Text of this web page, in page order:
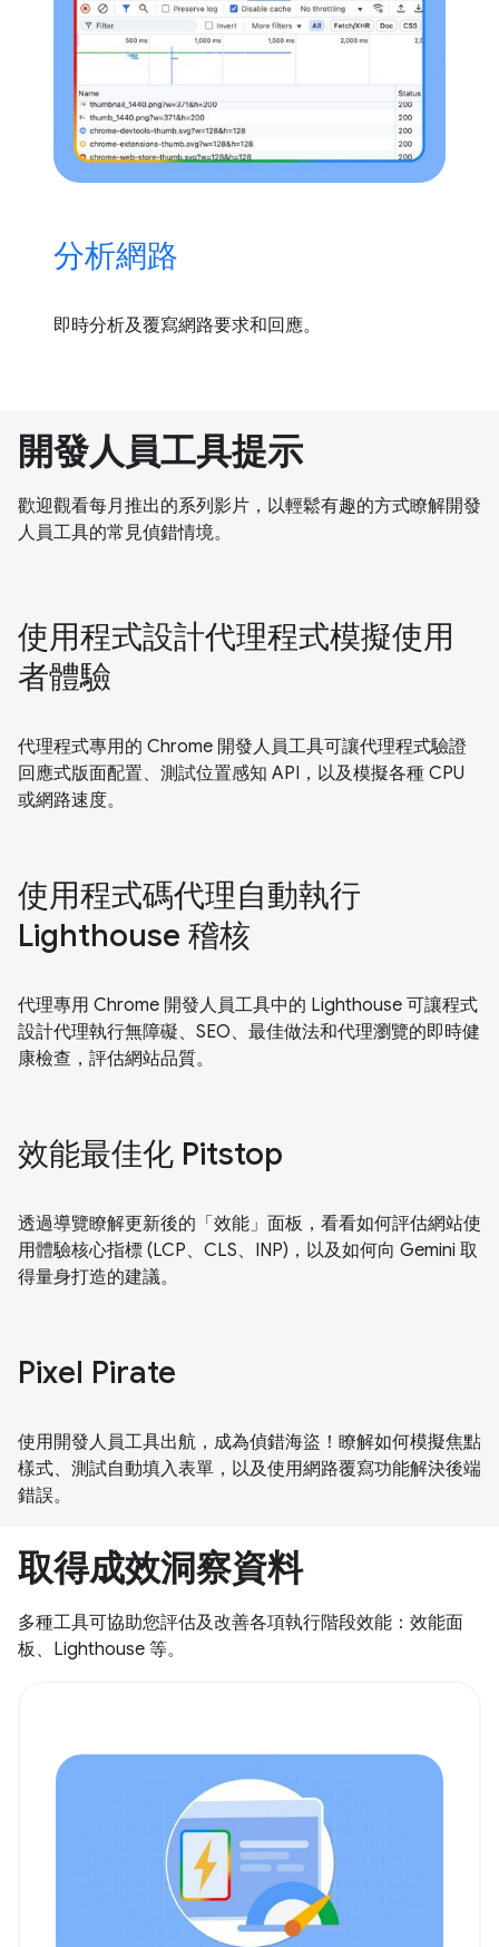
分析網路
即時分析及覆寫網路要求和回應。
開發人員工具提示
歡迎觀看每月推出的系列影片，以輕鬆有趣的方式瞭解開發
人員工具的常見偵錯情境。
使用程式設計代理程式模擬使用
者體驗
代理程式專用的 Chrome 開發人員工具可讓代理程式驗證
回應式版面配置、測試位置感知 API，以及模擬各種 CPU
或網路速度。
使用程式碼代理自動執行
Lighthouse 稽核
代理專用 Chrome 開發人員工具中的 Lighthouse 可讓程式
設計代理執行無障礙、SEO、最佳做法和代理瀏覽的即時健
康檢查，評估網站品質。
效能最佳化 Pitstop
透過導覽瞭解更新後的「效能」面板，看看如何評估網站使
用體驗核心指標 (LCP、CLS、INP)，以及如何向 Gemini 取
得量身打造的建議。
Pixel Pirate
使用開發人員工具出航，成為偵錯海盜！瞭解如何模擬焦點
樣式、測試自動填入表單，以及使用網路覆寫功能解決後端
錯誤。
取得成效洞察資料
多種工具可協助您評估及改善各項執行階段效能：效能面
板、Lighthouse 等。